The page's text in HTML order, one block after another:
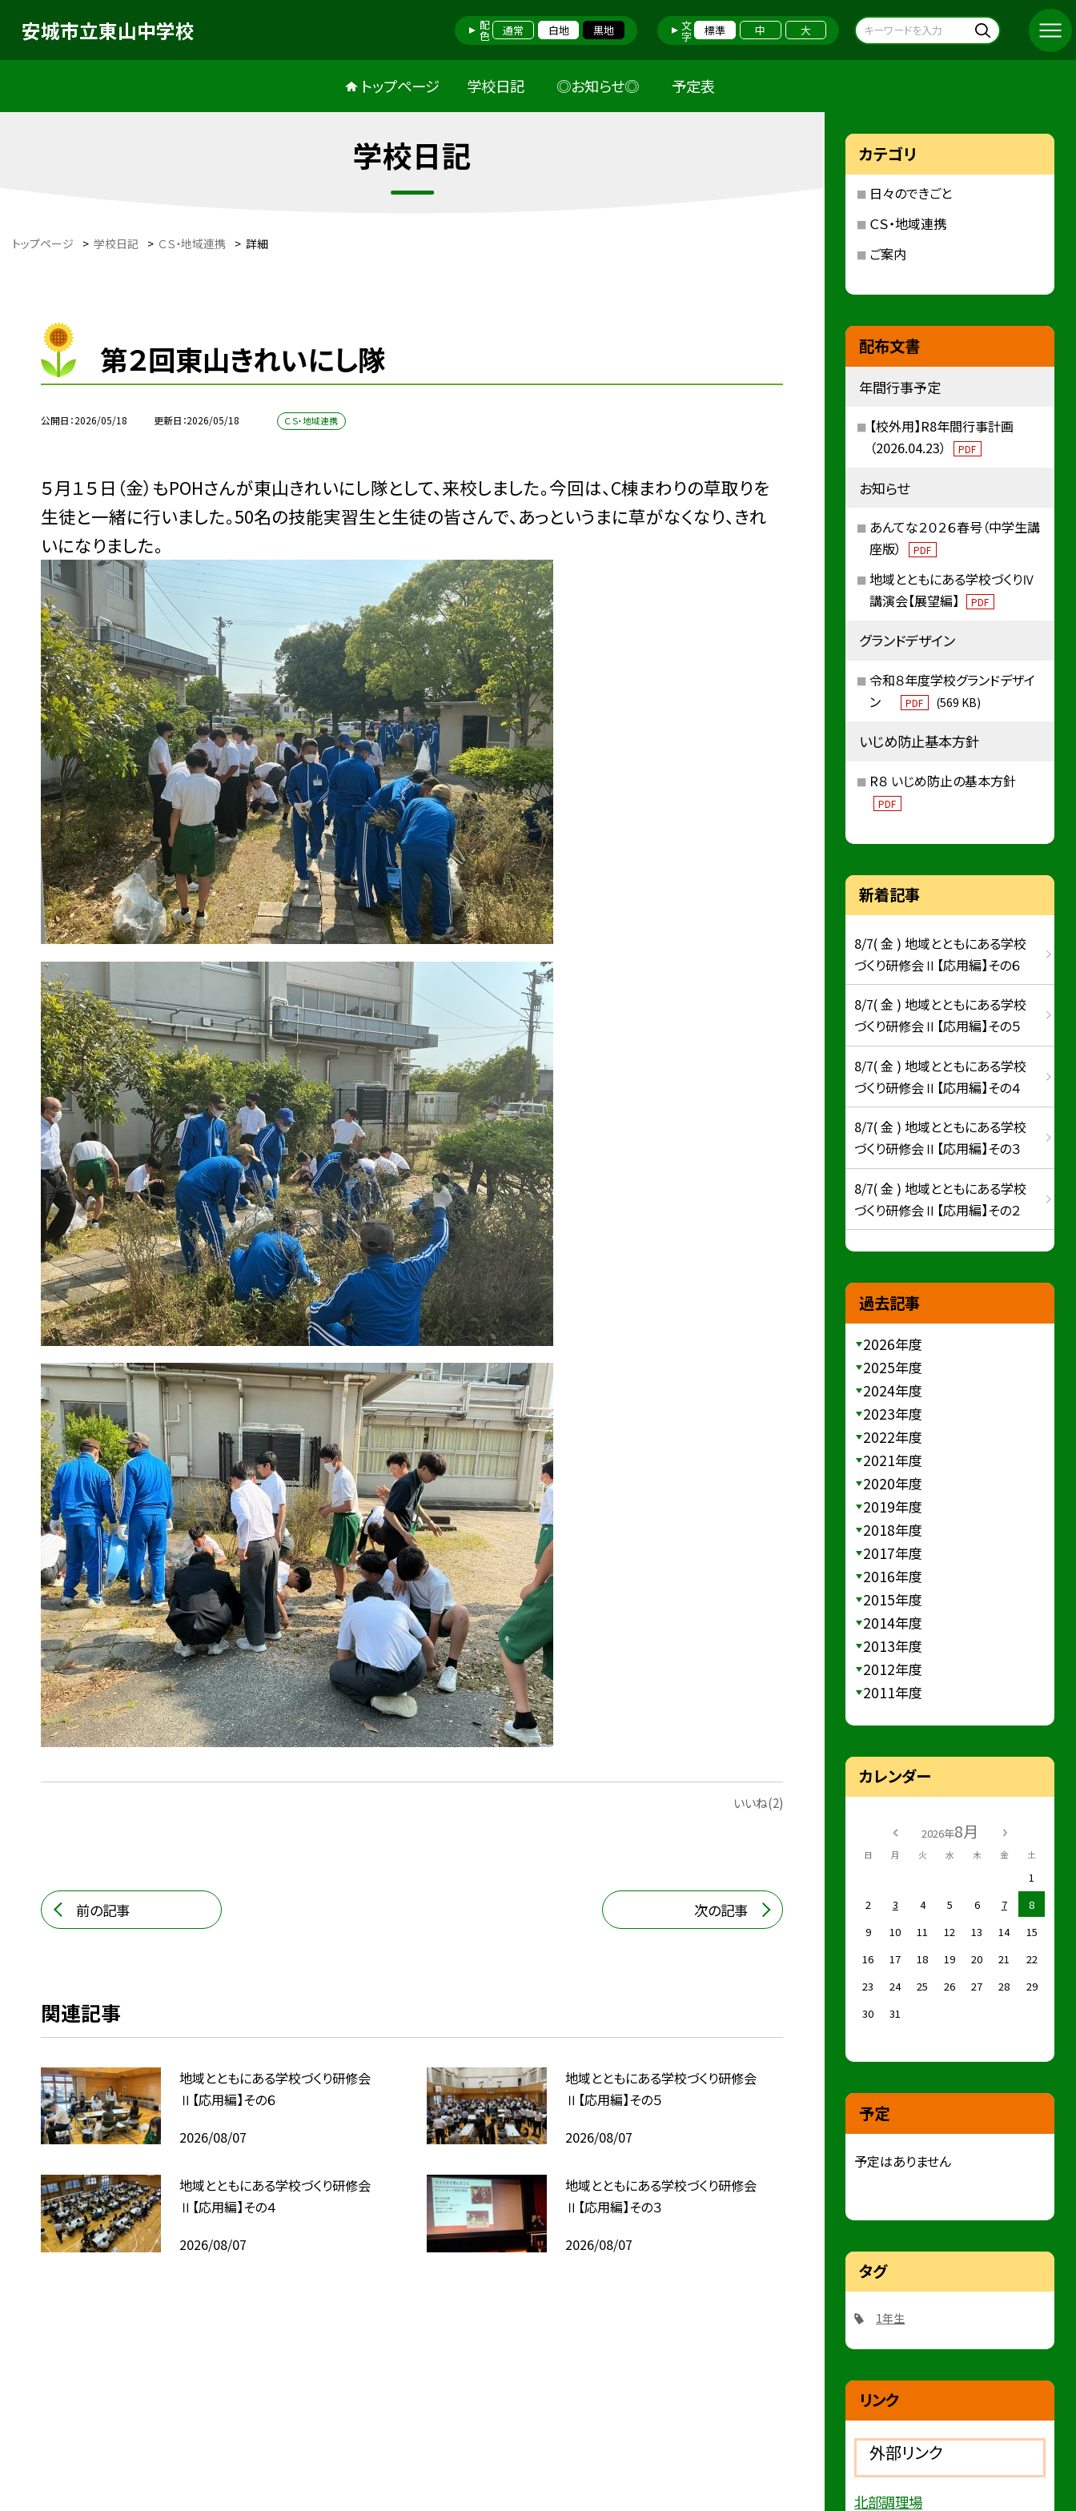
安城市立東山中学校 配色 通常 白地 黒地 文字 標準 中 大
トップページ 学校日記 ◎お知らせ◎ 予定表
学校日記
トップページ > 学校日記 > ＣＳ・地域連携 > 詳細
第２回東山きれいにし隊
公開日 2026/05/18 更新日 2026/05/18 ＣＳ・地域連携
５月１５日（金）もPOHさんが東山きれいにし隊として、来校しました。今回は、C棟まわりの草取りを
生徒と一緒に行いました。50名の技能実習生と生徒の皆さんで、あっというまに草がなくなり、きれ
いになりました。
いいね(2)
前の記事 次の記事
関連記事
地域とともにある学校づくり研修会
Ⅱ【応用編】その６
2026/08/07
地域とともにある学校づくり研修会
Ⅱ【応用編】その５
2026/08/07
地域とともにある学校づくり研修会
Ⅱ【応用編】その４
2026/08/07
地域とともにある学校づくり研修会
Ⅱ【応用編】その３
2026/08/07
カテゴリ
日々のできごと
ＣＳ・地域連携
ご案内
配布文書
年間行事予定
【校外用】R8年間行事計画
（2026.04.23）
PDF
お知らせ
あんてな２０２６春号（中学生講
座版）
PDF
地域とともにある学校づくりⅣ
講演会【展望編】
PDF
グランドデザイン
令和８年度学校グランドデザイ
ン
PDF (569 KB)
いじめ防止基本方針
R８ いじめ防止の基本方針
PDF
新着記事
8/7( 金 ) 地域とともにある学校
づくり研修会Ⅱ【応用編】その６
8/7( 金 ) 地域とともにある学校
づくり研修会Ⅱ【応用編】その５
8/7( 金 ) 地域とともにある学校
づくり研修会Ⅱ【応用編】その４
8/7( 金 ) 地域とともにある学校
づくり研修会Ⅱ【応用編】その３
8/7( 金 ) 地域とともにある学校
づくり研修会Ⅱ【応用編】その２
過去記事
2026年度
2025年度
2024年度
2023年度
2022年度
2021年度
2020年度
2019年度
2018年度
2017年度
2016年度
2015年度
2014年度
2013年度
2012年度
2011年度
カレンダー
2026年8月
日 月 火 水 木 金 土
1
2
3 4 5 6 7
8
9
10 11 12 13 14
15
16
17 18 19 20 21
22
23
24 25 26 27 28
29
30
31
予定
予定はありません
タグ
1年生
リンク
外部リンク
北部調理場